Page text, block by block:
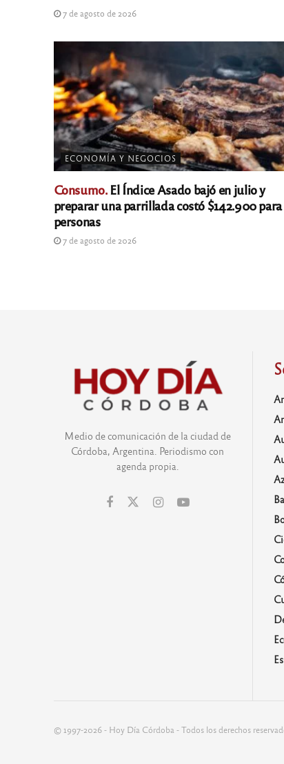
7 de agosto de 2026
ECONOMÍA Y NEGOCIOS
Consumo.El Índice Asado bajó en julio y
preparar una parrillada costó $142.900 para
personas
7 de agosto de 2026
Medio de comunicación de la ciudad de
Córdoba, Argentina. Periodismo con
agenda propia.
© 1997-2026 - Hoy Día Córdoba - Todos los derechos